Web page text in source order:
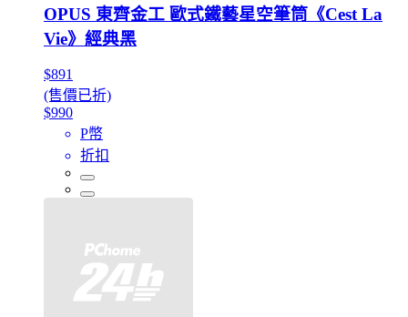
OPUS 東齊金工 歐式鐵藝星空筆筒《Cest La
Vie》經典黑
$891
(售價已折)
$990
P幣
折扣